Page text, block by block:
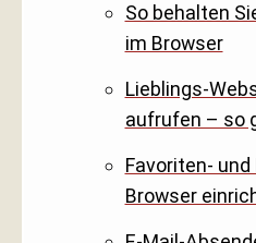
So behalten
im Browser
Lieblings-
aufrufen – so
Favoriten-
Browser